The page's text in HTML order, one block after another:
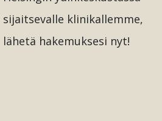
sijaitsevalle klinikallemme,
lähetä hakemuksesi nyt!